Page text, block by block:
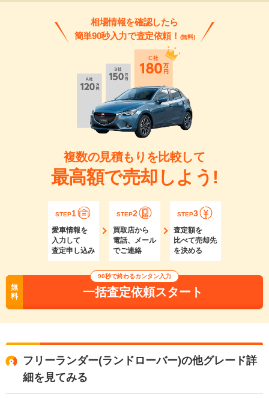
相場情報を確認したら
簡単90秒入力で査定依頼！ (無料)
複数の見積もりを比較して
最高額で売却しよう!
STEP1
愛車情報を
入力して
査定申し込み
STEP2
買取店から
電話、メール
でご連絡
STEP3
査定額を
比べて売却先
を決める
無
料
90秒で終わるカンタン入力
一括査定依頼スタート
フリーランダー(ランドローバー)の他グレード詳
細を見てみる